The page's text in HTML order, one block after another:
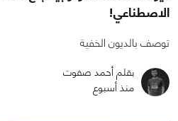
الاصطناعي!
توصف بالديون الخفية
بقلم أحمد صفوت
منذ أسبوع